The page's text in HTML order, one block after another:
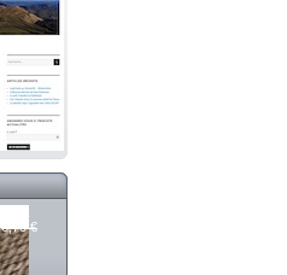
6,70 €